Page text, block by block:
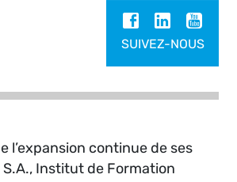
SUIVEZ-NOUS
l’expansion continue de ses
S.A., Institut de Formation